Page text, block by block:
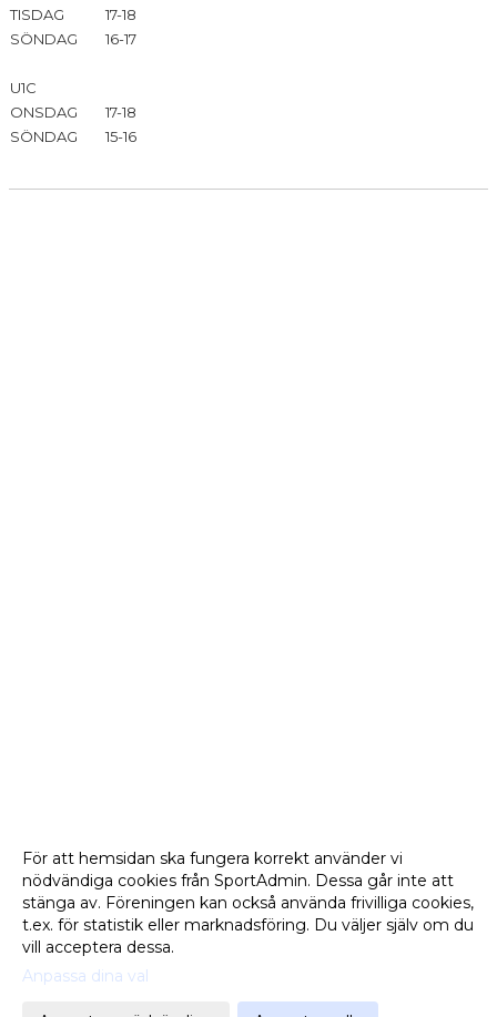
TISDAG
17-18
SÖNDAG
16-17
U1C
ONSDAG
17-18
SÖNDAG
15-16
För att hemsidan ska fungera korrekt använder vi
nödvändiga cookies från SportAdmin. Dessa går inte att
stänga av. Föreningen kan också använda frivilliga cookies,
t.ex. för statistik eller marknadsföring. Du väljer själv om du
vill acceptera dessa.
Anpassa dina val